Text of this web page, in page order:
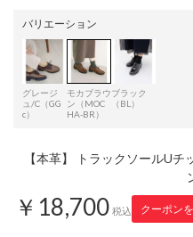
バリエーション
グレージ
ュ/C（GG
c）
モカブラウ
ン（MOC
HA-BR）
ブラック
（BL）
【本革】 トラックソールU
￥18,700 税込 クーポン